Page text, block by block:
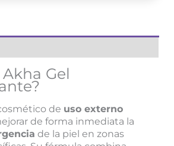
Gel
de uso externo
de forma inmediata la
de la piel en zonas